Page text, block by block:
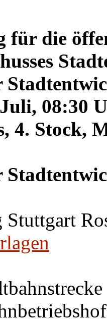
für die
08:30
4. Stock,